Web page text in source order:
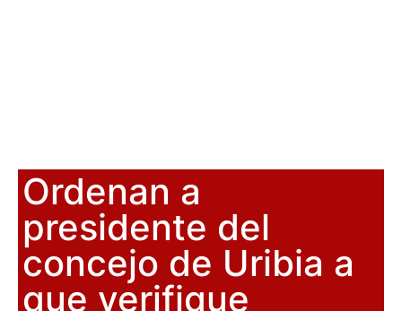
Ordenan a
presidente del
concejo de Uribia a
que verifique